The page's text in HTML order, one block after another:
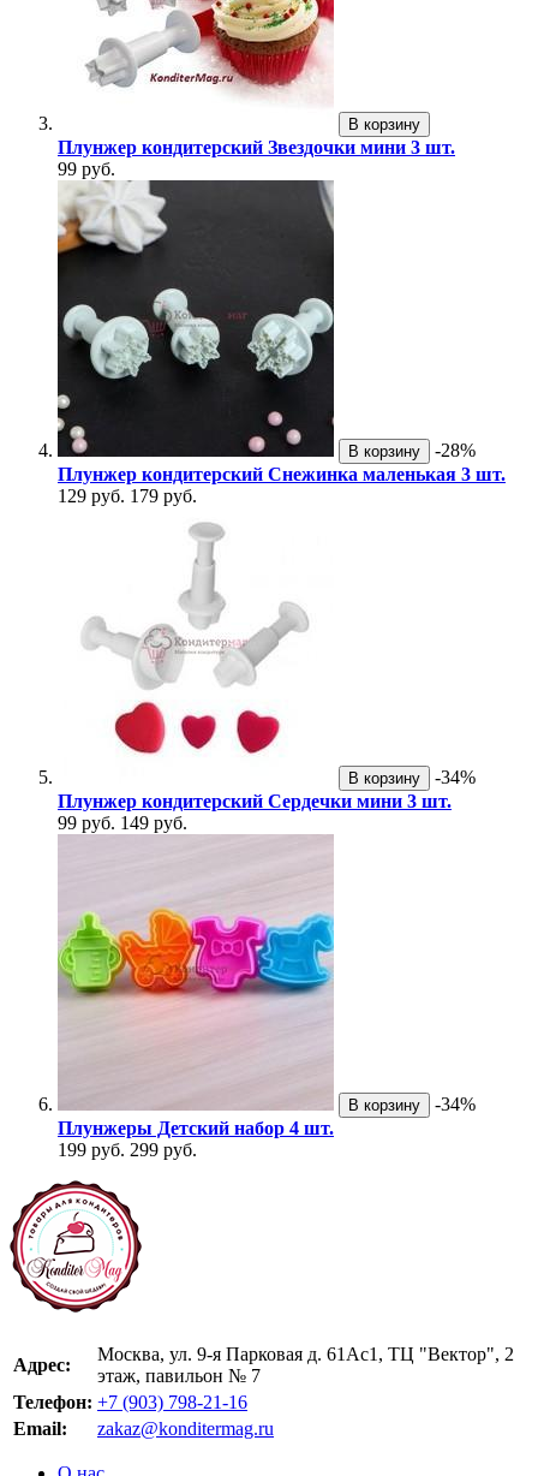
В корзину
Плунжер кондитерский Звездочки мини 3 шт.
99 руб.
В корзину
-28%
Плунжер кондитерский Снежинка маленькая 3 шт.
129 руб. 179 руб.
В корзину
-34%
Плунжер кондитерский Сердечки мини 3 шт.
99 руб. 149 руб.
В корзину
-34%
Плунжеры Детский набор 4 шт.
199 руб. 299 руб.
Адрес:
Москва, ул. 9-я Парковая д. 61Ас1, ТЦ "Вектор", 2
этаж, павильон № 7
Телефон: +7 (903) 798-21-16
Email:
zakaz@konditermag.ru